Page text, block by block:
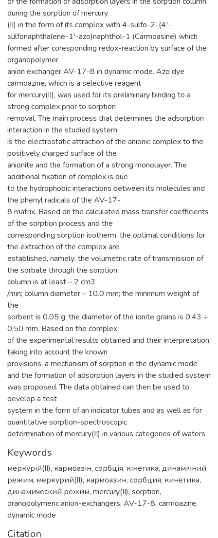
during the sorption of mercury
(II) in the form of its complex with 4-sulfo-2-(4′-
sulfonaphthalene-1′-azo)naphthol-1 (Carmoasine) which
formed after coresponding redox-reaction by surface of the
organopolymer
anion exchanger AV-17-8 in dynamic mode. Azo dye
carmoazine, which is a selective reagent
for mercury(II), was used for its preliminary binding to a
strong complex prior to sorption
removal. The main process that determines the adsorption
interaction in the studied system
is the electrostatic attraction of the anionic complex to the
positively charged surface of the
anionite and the formation of a strong monolayer. The
additional fixation of complex is due
to the hydrophobic interactions between its molecules and
the phenyl radicals of the AV-17-
8 matrix. Based on the calculated mass transfer coefficients
of the sorption process and the
corresponding sorption isotherm, the optimal conditions for
the extraction of the complex are
established, namely: the volumetric rate of transmission of
the sorbate through the sorption
column is at least – 2 cm3
/min; column diameter – 10.0 mm; the minimum weight of
the
sorbent is 0.05 g; the diameter of the ionite grains is 0.43 ÷
0.50 mm. Based on the complex
of the experimental results obtained and their interpretation,
taking into account the known
provisions, a mechanism of sorption in the dynamic mode
and the formation of adsorption layers in the studied system
was proposed. The data obtained can then be used to
develop a test
system in the form of an indicator tubes and as well as for
quantitative sorption-spectroscopic
determination of mercury(II) in various categories of waters.
Keywords
меркурій(ІІ), кармоазін, сорбція, кінетика, динамічний
режим, меркурий(ІІ), кармоазин, сорбция, кинетика,
динамический режим, mercury(II), sorption,
oranopolymeric anion-exchangers, AV-17-8, carmoazine,
dynamic mode
Citation